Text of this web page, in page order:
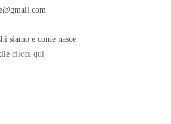
siamo e come nasce
clicca qui